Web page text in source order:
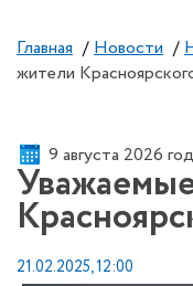
Главная / Новости /
жители
9 августа 2026
21.02.2025, 12:00